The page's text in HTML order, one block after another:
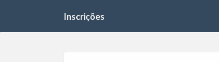
Inscrições